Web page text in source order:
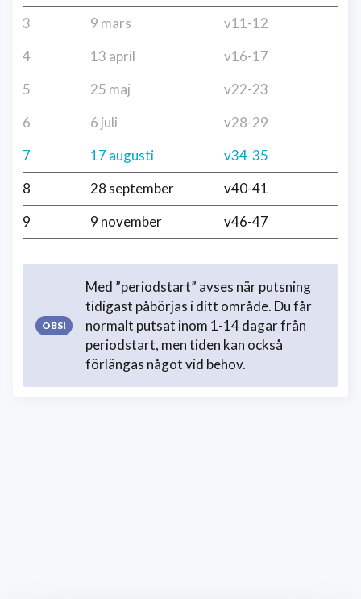
3
9 mars
v11-12
4
13 april
v16-17
5
25 maj
v22-23
6
6 juli
v28-29
7
17 augusti
v34-35
8
28 september
v40-41
9
9 november v46-47
Med ”periodstart” avses när putsning
tidigast påbörjas i ditt område. Du får
normalt putsat inom 1-14 dagar från
periodstart, men tiden kan också
förlängas något vid behov.